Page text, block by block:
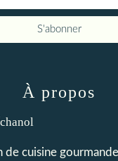
À propos
de cuisine